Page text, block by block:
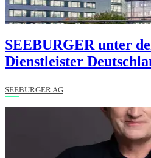
SEEBURGER unter
Dienstleister
SEEBURGER AG